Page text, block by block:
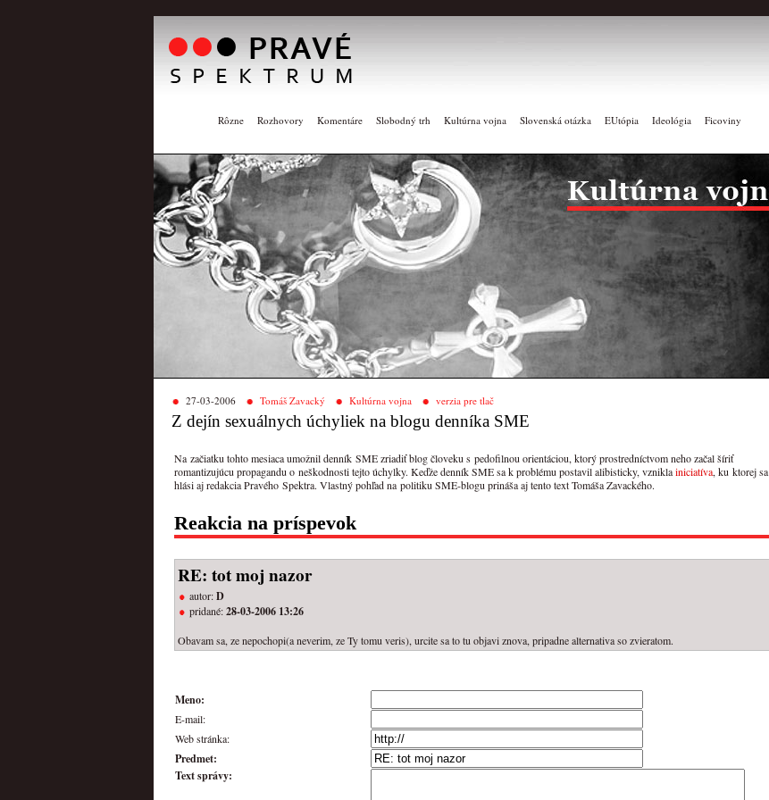
Rôzne Rozhovory Komentáre Slobodný trh Kultúrna vojna Slovenská otázka EUtópia Ideológia Ficoviny
27-03-2006 Tomáš Zavacký Kultúrna vojna verzia pre tlač
Z dejín sexuálnych úchyliek na blogu denníka SME
Na začiatku tohto mesiaca umožnil denník SME zriadiť blog človeku s pedofilnou orientáciou, ktorý prostredníctvom neho začal šíriť
romantizujúcu propagandu o neškodnosti tejto úchylky. Keďže denník SME sa k problému postavil alibisticky, vzniklainiciatíva, ku ktorej sa
hlási aj redakcia Pravého Spektra. Vlastný pohľad na politiku SME-blogu prináša aj tento text Tomáša Zavackého.
Reakcia na príspevok
RE: tot moj nazor
autor:D
pridané:28-03-2006 13:26
Obavam sa, ze nepochopi(a neverim, ze Ty tomu veris), urcite sa to tu objavi znova, pripadne alternativa so zvieratom.
Meno:
E-mail:
Web stránka:
Predmet:
Text správy: